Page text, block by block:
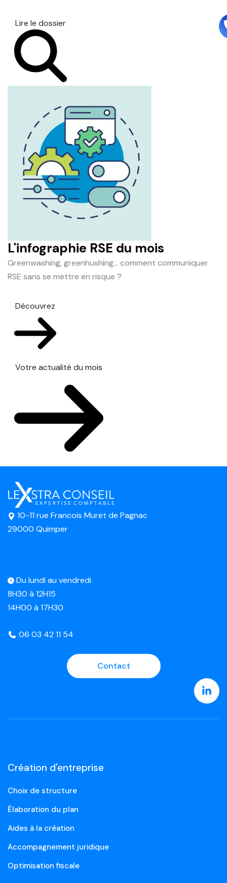
Lire le dossier
L'infographie RSE du mois
Greenwashing, greenhushing… comment communiquer
RSE sans se mettre en risque ?
Découvrez
Votre actualité du mois
10-11 rue Francois Muret de Pagnac
29000 Quimper
Du lundi au vendredi
8H30 à 12H15
14H00 à 17H30
06 03 42 11 54
Contact
Création d'entreprise
Choix de structure
Élaboration du plan
Aides à la création
Accompagnement juridique
Optimisation fiscale